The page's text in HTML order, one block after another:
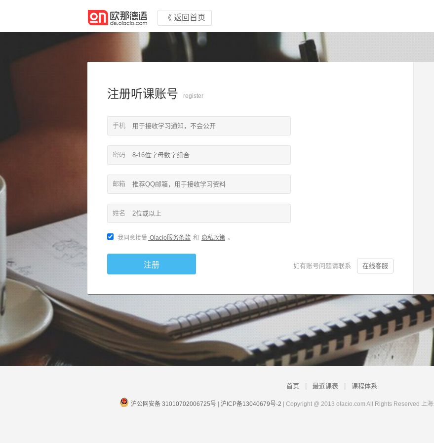
《 返回首页
注册听课账号 register
手机
密码
邮箱
姓名
我同意接受 Olacio服务条款 和 隐私政策 。
注册 如有账号问题请联系 在线客服
首页 最近课表 课程体系
沪公网安备 31010702006725号 沪ICP备13040679号-2 | Copyright @ 2013 olacio.com All Rights Reserved 上